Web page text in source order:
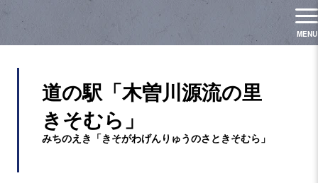
道の駅「木曽川源流の里
きそむら」